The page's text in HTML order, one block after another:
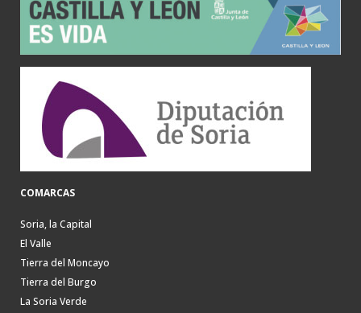
COMARCAS
Soria, la Capital
El Valle
Tierra del Moncayo
Tierra del Burgo
La Soria Verde